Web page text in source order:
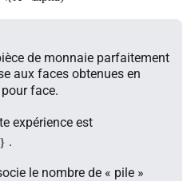
de monnaie parfaitement
aux faces obtenues en
pour face.
expérience est
.
le nombre de « pile »